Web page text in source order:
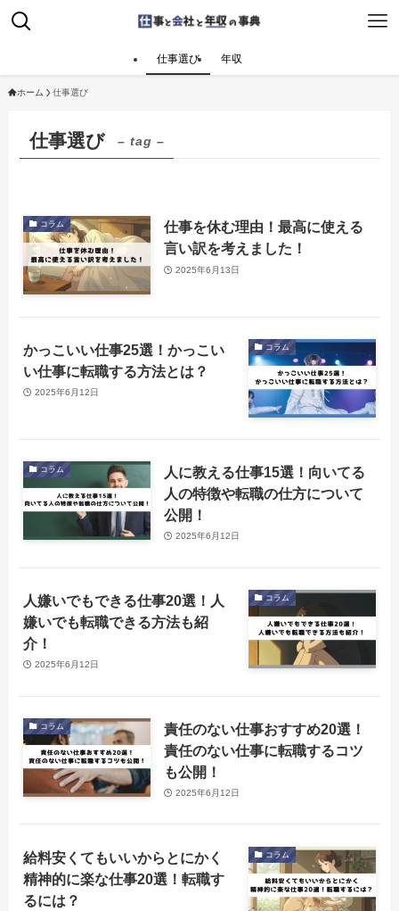
仕事選び 年収
ホーム 仕事選び
仕事選び – tag –
コラム
仕事を休む理由！最高に使える
言い訳を考えました！
2025年6月13日
コラム
かっこいい仕事25選！かっこい
い仕事に転職する方法とは？
2025年6月12日
コラム
人に教える仕事15選！向いてる
人の特徴や転職の仕方について
公開！
2025年6月12日
コラム
人嫌いでもできる仕事20選！人
嫌いでも転職できる方法も紹
介！
2025年6月12日
コラム
責任のない仕事おすすめ20選！
責任のない仕事に転職するコツ
も公開！
2025年6月12日
コラム
給料安くてもいいからとにかく
精神的に楽な仕事20選！転職す
るには？